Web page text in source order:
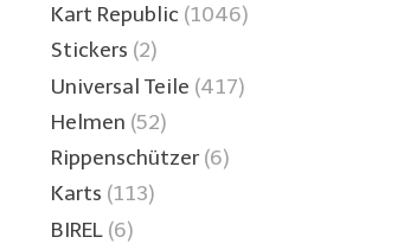
Kart Republic (1046)
Stickers (2)
Universal Teile (417)
Helmen (52)
Rippenschützer (6)
Karts (113)
BIREL (6)